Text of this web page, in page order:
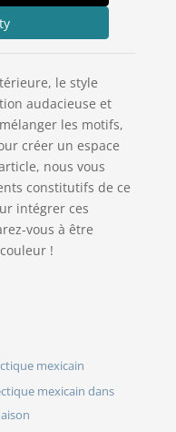
le style
audacieuse et
les motifs,
créer un espace
nous vous
constitutifs de ce
intégrer ces
vous à être
!
mexicain
mexicain dans